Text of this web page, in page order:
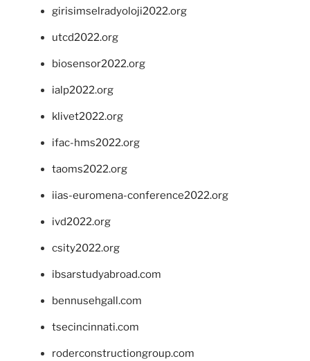
girisimselradyoloji2022.org
utcd2022.org
biosensor2022.org
ialp2022.org
klivet2022.org
ifac-hms2022.org
taoms2022.org
iias-euromena-conference2022.org
ivd2022.org
csity2022.org
ibsarstudyabroad.com
bennusehgall.com
tsecincinnati.com
roderconstructiongroup.com